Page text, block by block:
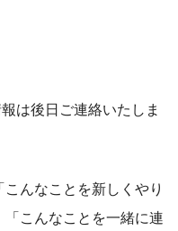
は後日ご連絡いたしま
んなことを新しくやり
こんなことを一緒に連